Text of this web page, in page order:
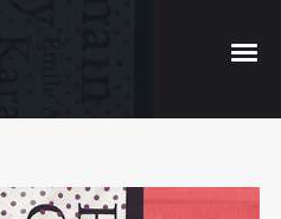
– Karaliaus